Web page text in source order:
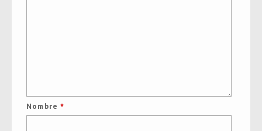
Nombre*